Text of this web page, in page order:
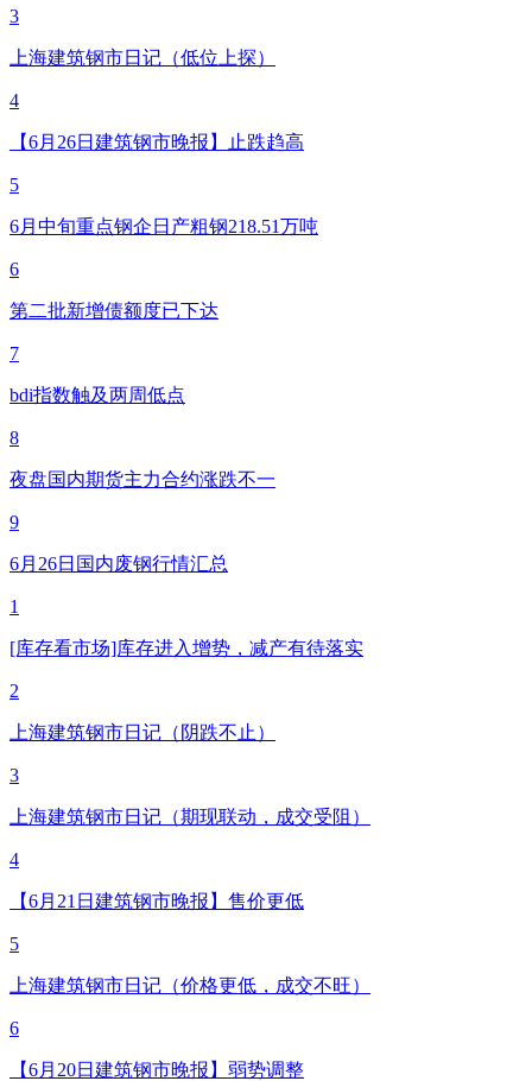
3
上海建筑钢市日记（低位上探）
4
【6月26日建筑钢市晚报】止跌趋高
5
6月中旬重点钢企日产粗钢218.51万吨
6
第二批新增债额度已下达
7
bdi指数触及两周低点
8
夜盘国内期货主力合约涨跌不一
9
6月26日国内废钢行情汇总
1
[库存看市场]库存进入增势，减产有待落实
2
上海建筑钢市日记（阴跌不止）
3
上海建筑钢市日记（期现联动，成交受阻）
4
【6月21日建筑钢市晚报】售价更低
5
上海建筑钢市日记（价格更低，成交不旺）
6
【6月20日建筑钢市晚报】弱势调整